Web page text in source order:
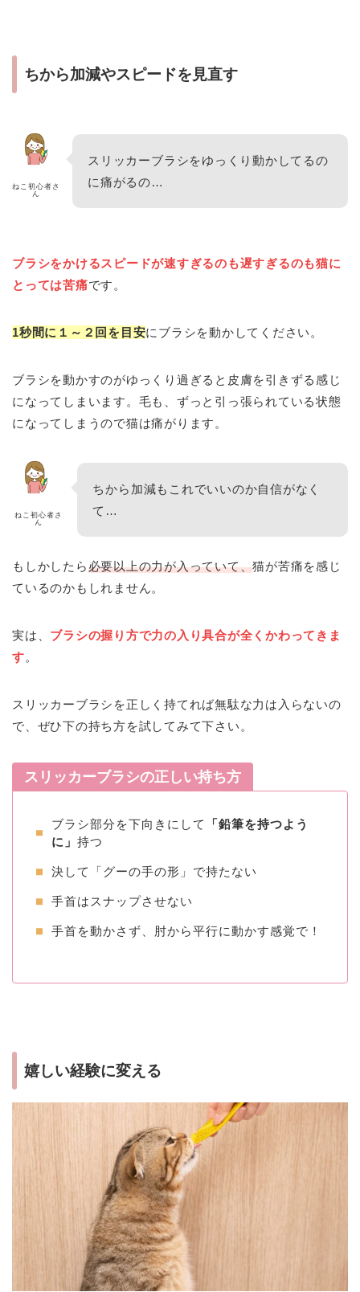
ちから加減やスピードを見直す
ねこ初心者さ
ん
スリッカーブラシをゆっくり動かしてるの
に痛がるの…
ブラシをかけるスピードが速すぎるのも遅すぎるのも猫に
とっては苦痛です。
1秒間に１～２回を目安にブラシを動かしてください。
ブラシを動かすのがゆっくり過ぎると皮膚を引きずる感じ
になってしまいます。毛も、ずっと引っ張られている状態
になってしまうので猫は痛がります。
ねこ初心者さ
ん
ちから加減もこれでいいのか自信がなく
て…
もしかしたら必要以上の力が入っていて、猫が苦痛を感じ
ているのかもしれません。
実は、 ブラシの握り方で力の入り具合が全くかわってきま
す。
スリッカーブラシを正しく持てれば無駄な力は入らないの
で、ぜひ下の持ち方を試してみて下さい。
スリッカーブラシの正しい持ち方
ブラシ部分を下向きにして
「鉛筆を持つよう
に」 持つ
決して「グーの手の形」で持たない
手首はスナップさせない
手首を動かさず、肘から平行に動かす感覚で！
嬉しい経験に変える